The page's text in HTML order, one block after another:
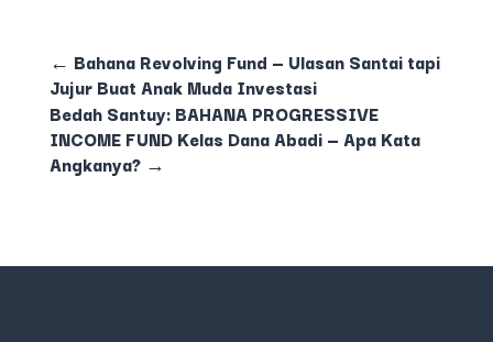
← Bahana Revolving Fund — Ulasan Santai tapi
Jujur Buat Anak Muda Investasi
Bedah Santuy: BAHANA PROGRESSIVE
INCOME FUND Kelas Dana Abadi — Apa Kata
Angkanya?→